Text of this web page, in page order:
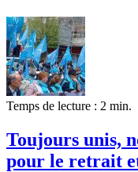
Temps de lecture : 2 min.
Toujours unis,
pour le retrait